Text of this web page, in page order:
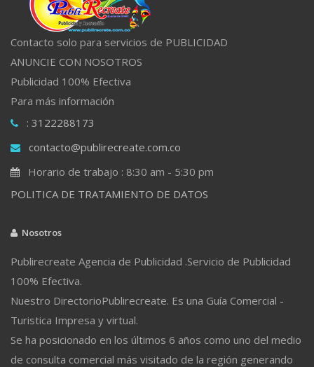
Contacto solo para servicios de PUBLICIDAD
ANUNCIE CON NOSOTROS
Publicidad 100% Efectiva
Para más información
: 3122288173
contacto@publirecreate.com.co
Horario de trabajo : 8:30 am - 5:30 pm
POLITICA DE TRATAMIENTO DE DATOS
Nosotros
Publirecreate Agencia de Publicidad .Servicio de Publicidad
100% Efectiva.
Nuestro DirectorioPublirecreate. Es una Guía Comercial -
Turistica Impresa y virtual.
Se ha posicionado en los últimos 6 años como uno del medio
de consulta comercial más visitado de la región generando